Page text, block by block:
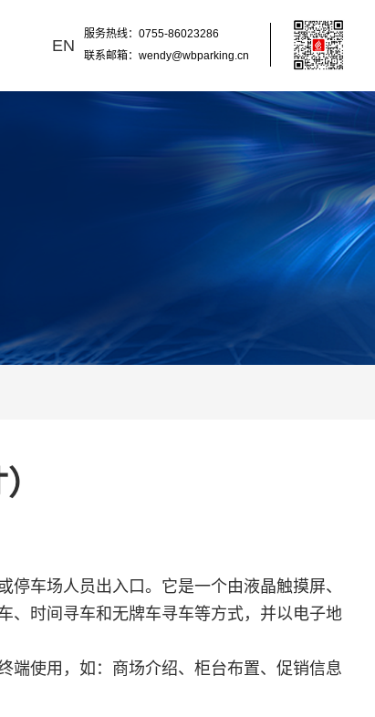
服务热线：0755-86023286
联系邮箱：wendy@wbparking.cn
EN
车场人员出入口。它是一个由液晶触摸屏、
、时间寻车和无牌车寻车等方式，并以电子地
端使用，如：商场介绍、柜台布置、促销信息